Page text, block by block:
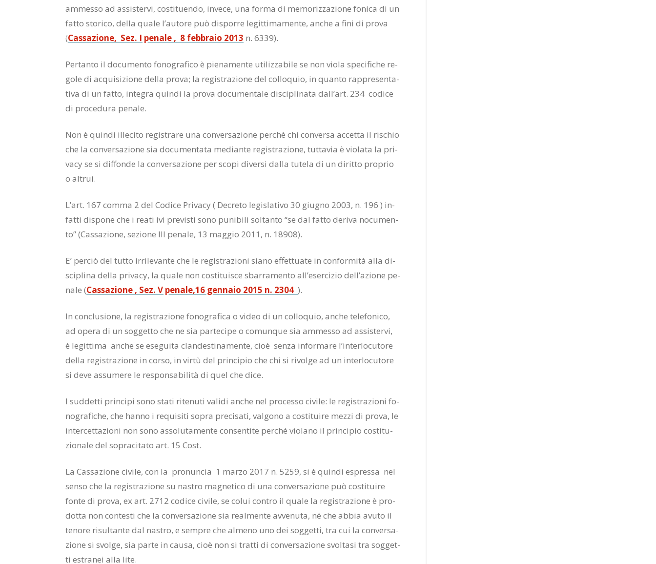
am­mes­so ad as­si­ster­vi, co­sti­tuen­do, in­ve­ce, una for­ma di me­mo­riz­za­zio­ne fo­ni­ca di un
fat­to sto­ri­co, del­la qua­le l’au­to­re può di­spor­re le­git­ti­ma­men­te, an­che a fini di pro­va
(Cas­sa­zio­ne, Sez. I pe­na­le , 8 feb­bra­io 2013 n. 6339).
Per­tan­to il do­cu­men­to fo­no­gra­fi­co è pie­na­men­te uti­liz­za­bi­le se non vio­la spe­ci­fi­che re­
go­le di ac­qui­si­zio­ne del­la pro­va; la re­gi­stra­zio­ne del col­lo­quio, in quan­to rap­pre­sen­ta­
ti­va di un fat­to, in­te­gra quin­di la pro­va do­cu­men­ta­le di­sci­pli­na­ta dal­l’art. 234 co­di­ce
di pro­ce­du­ra pe­na­le.
Non è quin­di il­le­ci­to re­gi­stra­re una con­ver­sa­zio­ne per­chè chi con­ver­sa ac­cet­ta il ri­schio
che la con­ver­sa­zio­ne sia do­cu­men­ta­ta me­dian­te re­gi­stra­zio­ne, tut­ta­via è vio­la­ta la pri­
va­cy se si dif­fon­de la con­ver­sa­zio­ne per sco­pi di­ver­si dal­la tu­te­la di un di­rit­to pro­prio
o al­trui.
L’art. 167 com­ma 2 del Co­di­ce Pri­va­cy ( De­cre­to le­gi­sla­ti­vo 30 giu­gno 2003, n. 196 ) in­
fat­ti di­spo­ne che i rea­ti ivi pre­vi­sti sono pu­ni­bi­li sol­tan­to “se dal fat­to de­ri­va no­cu­men­
to” (Cas­sa­zio­ne, se­zio­ne III pe­na­le, 13 mag­gio 2011, n. 18908).
E’ per­ciò del tut­to ir­ri­le­van­te che le re­gi­stra­zio­ni sia­no ef­fet­tua­te in con­for­mi­tà alla di­
sci­pli­na del­la pri­va­cy, la qua­le non co­sti­tui­sce sbar­ra­men­to al­l’e­ser­ci­zio del­l’a­zio­ne pe­
na­le (Cas­sa­zio­ne , Sez. V pe­na­le,16 gen­na­io 2015 n. 2304 ).
In con­clu­sio­ne, la re­gi­stra­zio­ne fo­no­gra­fi­ca o vi­deo di un col­lo­quio, an­che te­le­fo­ni­co,
ad ope­ra di un sog­get­to che ne sia par­te­ci­pe o co­mun­que sia am­mes­so ad as­si­ster­vi,
è le­git­ti­ma an­che se ese­gui­ta clan­de­sti­na­men­te, cioè sen­za in­for­ma­re l’in­ter­lo­cu­to­re
del­la re­gi­stra­zio­ne in cor­so, in vir­tù del prin­ci­pio che chi si ri­vol­ge ad un in­ter­lo­cu­to­re
si deve as­su­me­re le re­spon­sa­bi­li­tà di quel che dice.
I sud­det­ti prin­ci­pi sono sta­ti ri­te­nu­ti va­li­di an­che nel pro­ces­so ci­vi­le: le re­gi­stra­zio­ni fo­
no­gra­fi­che, che han­no i re­qui­si­ti so­pra pre­ci­sa­ti, val­go­no a co­sti­tui­re mez­zi di pro­va, le
in­ter­cet­ta­zio­ni non sono as­so­lu­ta­men­te con­sen­ti­te per­ché vio­la­no il prin­ci­pio co­sti­tu­
zio­na­le del so­pra­ci­ta­to art. 15 Cost.
La Cas­sa­zio­ne ci­vi­le, con la pro­nun­cia 1 mar­zo 2017 n. 5259, si è quin­di espres­sa nel
sen­so che la re­gi­stra­zio­ne su na­stro ma­gne­ti­co di una con­ver­sa­zio­ne può co­sti­tui­re
fon­te di pro­va, ex art. 2712 co­di­ce ci­vi­le, se co­lui con­tro il qua­le la re­gi­stra­zio­ne è pro­
dot­ta non con­te­sti che la con­ver­sa­zio­ne sia real­men­te av­ve­nu­ta, né che ab­bia avu­to il
te­no­re ri­sul­tan­te dal na­stro, e sem­pre che al­me­no uno dei sog­get­ti, tra cui la con­ver­sa­
zio­ne si svol­ge, sia par­te in cau­sa, cioè non si trat­ti di con­ver­sa­zio­ne svol­ta­si tra sog­get­
ti estra­nei alla lite.